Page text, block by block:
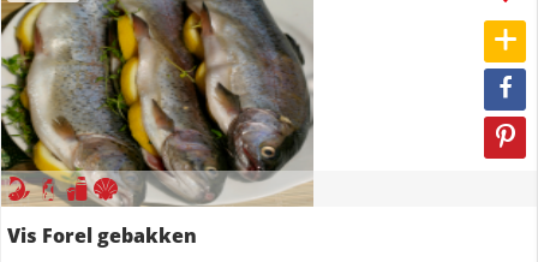
Vis Forel gebakken